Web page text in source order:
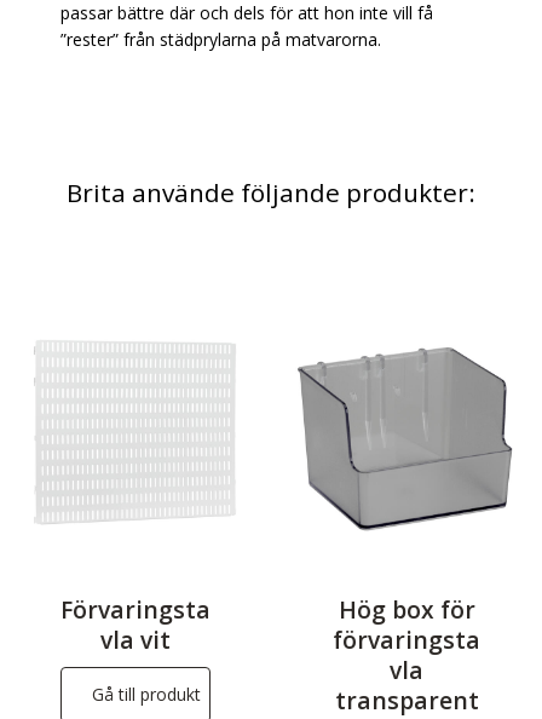
passar bättre där och dels för att hon inte vill få
”rester” från städprylarna på matvarorna.
Brita använde följande produkter:
Förvaringsta
vla vit
Gå till produkt
Hög box för
förvaringsta
vla
transparent